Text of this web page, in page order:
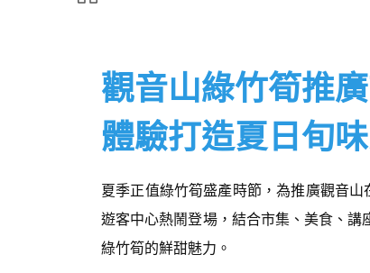
觀音山綠竹筍推
體驗打造夏日旬
夏季正值綠竹筍盛產時節，為推廣觀音
遊客中心熱鬧登場，結合市集、美食、
綠竹筍的鮮甜魅力。